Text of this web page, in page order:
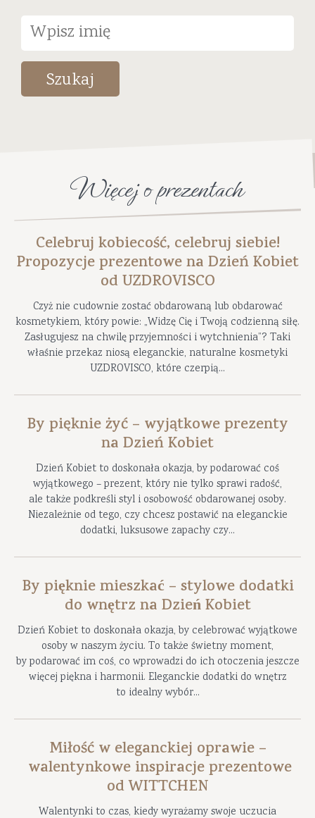
Szukaj
Więcej o prezentach
Celebruj kobiecość, celebruj siebie!
Propozycje prezentowe na Dzień Kobiet
od UZDROVISCO
Czyż nie cudownie zostać obdarowaną lub obdarować
kosmetykiem, który powie: „Widzę Cię i Twoją codzienną siłę.
Zasługujesz na chwilę przyjemności i wytchnienia”? Taki
właśnie przekaz niosą eleganckie, naturalne kosmetyki
UZDROVISCO, które czerpią...
By pięknie żyć – wyjątkowe prezenty
na Dzień Kobiet
Dzień Kobiet to doskonała okazja, by podarować coś
wyjątkowego – prezent, który nie tylko sprawi radość,
ale także podkreśli styl i osobowość obdarowanej osoby.
Niezależnie od tego, czy chcesz postawić na eleganckie
dodatki, luksusowe zapachy czy...
By pięknie mieszkać – stylowe dodatki
do wnętrz na Dzień Kobiet
Dzień Kobiet to doskonała okazja, by celebrować wyjątkowe
osoby w naszym życiu. To także świetny moment,
by podarować im coś, co wprowadzi do ich otoczenia jeszcze
więcej piękna i harmonii. Eleganckie dodatki do wnętrz
to idealny wybór...
Miłość w eleganckiej oprawie –
walentynkowe inspiracje prezentowe
od WITTCHEN
Walentynki to czas, kiedy wyrażamy swoje uczucia